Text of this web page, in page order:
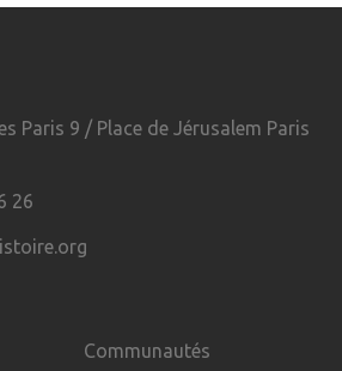
Paris 9 / Place de Jérusalem Paris
26
Communautés